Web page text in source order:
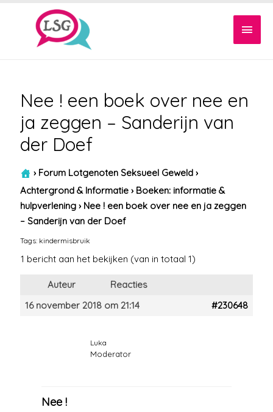
Nee ! een boek over nee en
ja zeggen – Sanderijn van
der Doef
› Forum Lotgenoten Seksueel Geweld ›
Achtergrond & Informatie › Boeken: informatie &
hulpverlening › Nee ! een boek over nee en ja zeggen
– Sanderijn van der Doef
Tags: kindermisbruik
1 bericht aan het bekijken (van in totaal 1)
Auteur
Reacties
16 november 2018 om 21:14
#230648
Luka
Moderator
Nee !